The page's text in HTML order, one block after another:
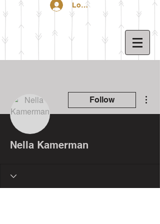
Log In
Follow
Nella Kamerman